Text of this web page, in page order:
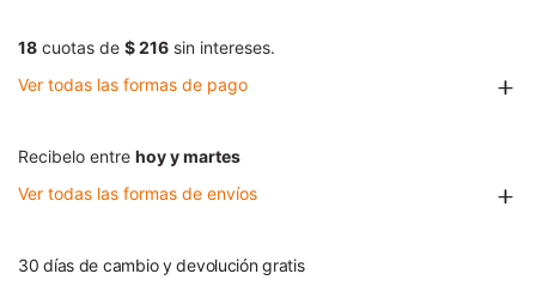
18 cuotas de $ 216 sin intereses.
Ver todas las formas de pago
Recibelo entre hoy y martes
Ver todas las formas de envíos
30 días de cambio y devolución gratis